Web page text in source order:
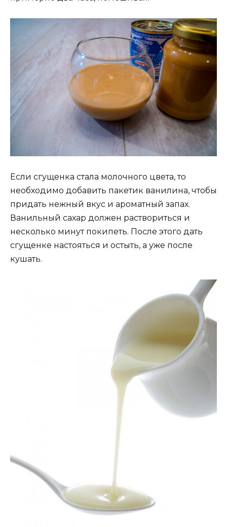
Если сгущенка стала молочного цвета, то
необходимо добавить пакетик ванилина, чтобы
придать нежный вкус и ароматный запах.
Ванильный сахар должен раствориться и
несколько минут покипеть. После этого дать
сгущенке настояться и остыть, а уже после
кушать.